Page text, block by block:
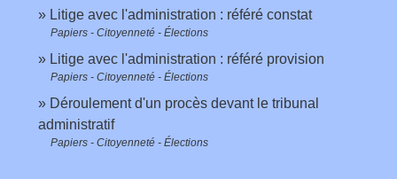
Litige avec l'administration : référé constat
Papiers - Citoyenneté - Élections
Litige avec l'administration : référé provision
Papiers - Citoyenneté - Élections
Déroulement d'un procès devant le tribunal
administratif
Papiers - Citoyenneté - Élections